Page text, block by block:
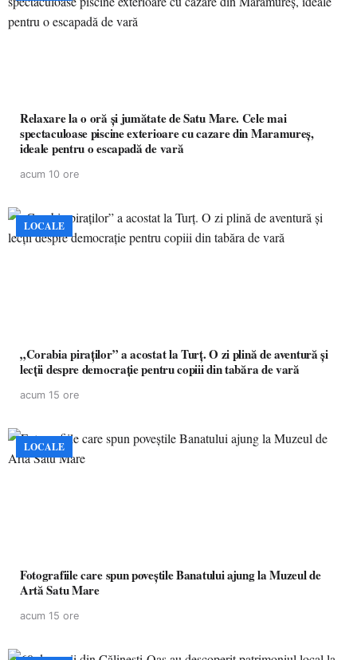
Relaxare la o oră și jumătate de Satu Mare. Cele mai
spectaculoase piscine exterioare cu cazare din Maramureș,
ideale pentru o escapadă de vară
acum 10 ore
LOCALE
„Corabia piraților” a acostat la Turț. O zi plină de aventură și
lecții despre democrație pentru copiii din tabăra de vară
acum 15 ore
LOCALE
Fotografiile care spun poveștile Banatului ajung la Muzeul de
Artă Satu Mare
acum 15 ore